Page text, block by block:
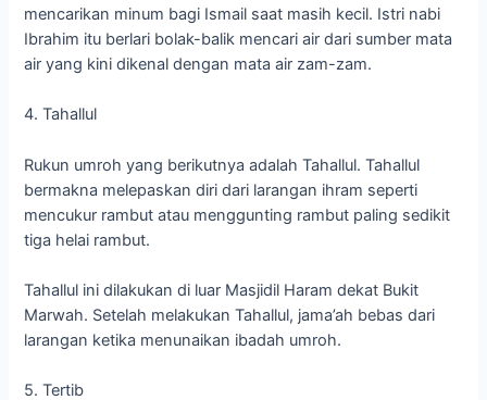
mencarikan minum bagi Ismail saat masih kecil. Istri nabi
Ibrahim itu berlari bolak-balik mencari air dari sumber mata
air yang kini dikenal dengan mata air zam-zam.
4. Tahallul
Rukun umroh yang berikutnya adalah Tahallul. Tahallul
bermakna melepaskan diri dari larangan ihram seperti
mencukur rambut atau menggunting rambut paling sedikit
tiga helai rambut.
Tahallul ini dilakukan di luar Masjidil Haram dekat Bukit
Marwah. Setelah melakukan Tahallul, jama’ah bebas dari
larangan ketika menunaikan ibadah umroh.
5. Tertib